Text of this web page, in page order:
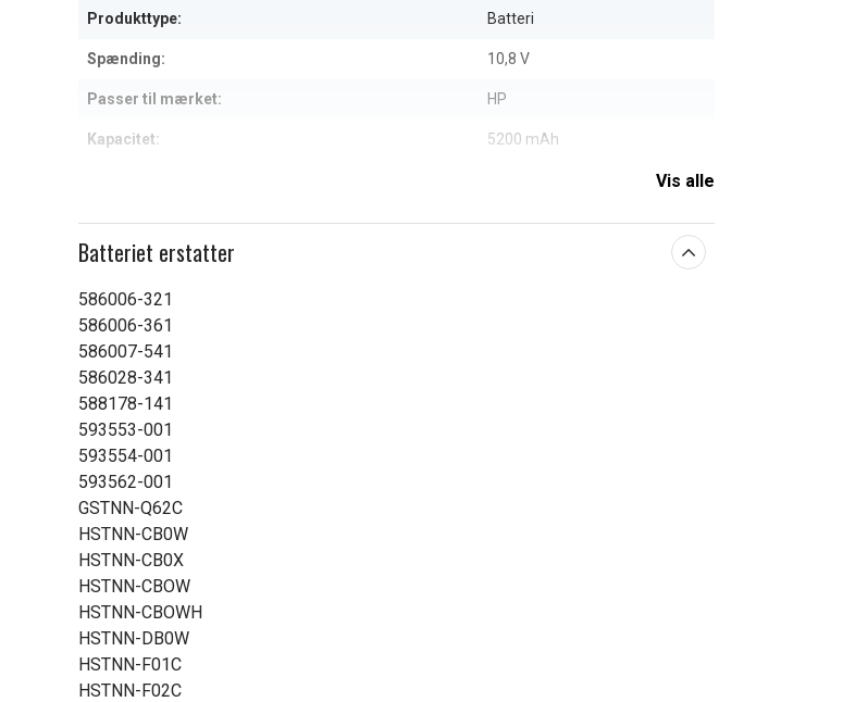
Produkttype: Batteri
Spænding: 10,8 V
Passer til mærket: HP
Kapacitet: 5200 mAh
Vis alle
Batteriet erstatter
586006-321
586006-361
586007-541
586028-341
588178-141
593553-001
593554-001
593562-001
GSTNN-Q62C
HSTNN-CB0W
HSTNN-CB0X
HSTNN-CBOW
HSTNN-CBOWH
HSTNN-DB0W
HSTNN-F01C
HSTNN-F02C